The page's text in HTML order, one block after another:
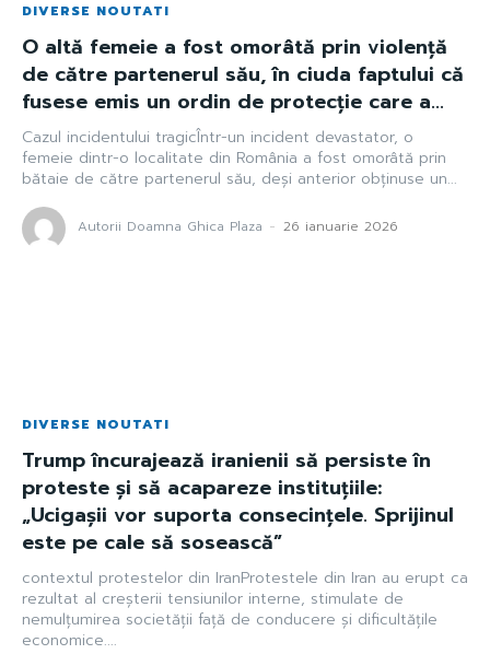
DIVERSE NOUTATI
O altă femeie a fost omorâtă prin violență
de către partenerul său, în ciuda faptului că
fusese emis un ordin de protecție care a...
Cazul incidentului tragicÎntr-un incident devastator, o
femeie dintr-o localitate din România a fost omorâtă prin
bătaie de către partenerul său, deși anterior obținuse un...
Autorii Doamna Ghica Plaza - 26 ianuarie 2026
DIVERSE NOUTATI
Trump încurajează iranienii să persiste în
proteste și să acapareze instituțiile:
„Ucigașii vor suporta consecințele. Sprijinul
este pe cale să sosească”
contextul protestelor din IranProtestele din Iran au erupt ca
rezultat al creșterii tensiunilor interne, stimulate de
nemulțumirea societății față de conducere și dificultățile
economice....